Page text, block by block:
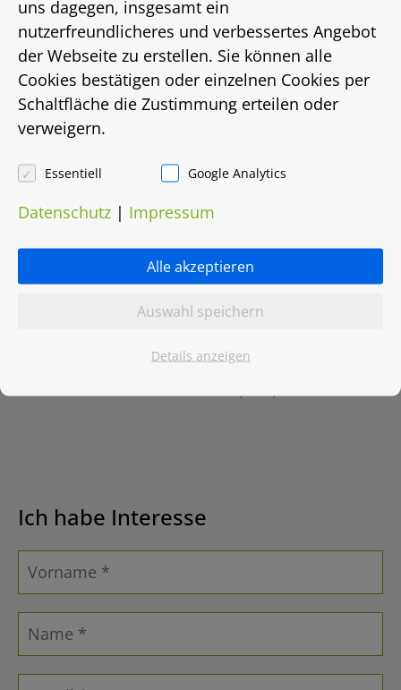
Energieausweis
keiner
Energieträger
Fernwärme
Heizungsart
Fernwärme
Ich habe Interesse
uns dagegen, insgesamt ein
nutzerfreundlicheres und verbessertes Angebot
der Webseite zu erstellen. Sie können alle
Cookies bestätigen oder einzelnen Cookies per
Schaltfläche die Zustimmung erteilen oder
verweigern.
Essentiell Google Analytics
Datenschutz | Impressum
Alle akzeptieren
Auswahl speichern
Details anzeigen